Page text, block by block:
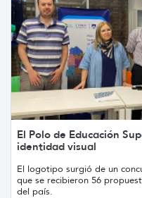
El Polo de Educación
identidad visual
El logotipo surgió de un
que se recibieron 56
del país.